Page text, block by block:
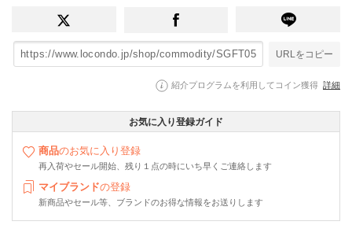
URLをコピー
紹介プログラムを利用してコイン獲得 詳細
お気に入り登録ガイド
商品のお気に入り登録
再入荷やセール開始、残り１点の時にいち早くご連絡します
マイブランドの登録
新商品やセール等、ブランドのお得な情報をお送りします